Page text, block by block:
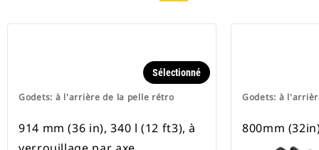
Godets: à l'arrière de la pelle rétro
Sélectionné
914 mm (36 in), 340 l (12 ft3), à
Godets: à
800mm